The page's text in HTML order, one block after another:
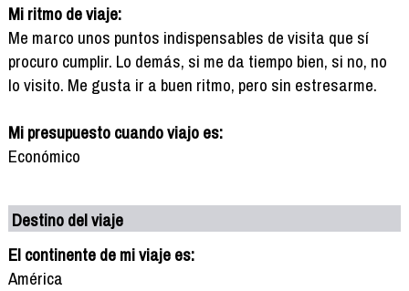
Mi ritmo de viaje:
Me marco unos puntos indispensables de visita que sí
procuro cumplir. Lo demás, si me da tiempo bien, si no, no
lo visito. Me gusta ir a buen ritmo, pero sin estresarme.
Mi presupuesto cuando viajo es:
Económico
Destino del viaje
El continente de mi viaje es:
América